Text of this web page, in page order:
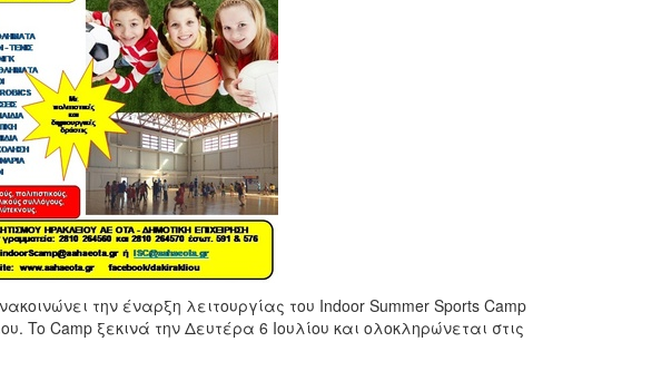
την έναρξη λειτουργίας του Indoor Summer Sports Camp
To Camp ξεκινά την Δευτέρα 6 Ιουλίου και ολοκληρώνεται στις